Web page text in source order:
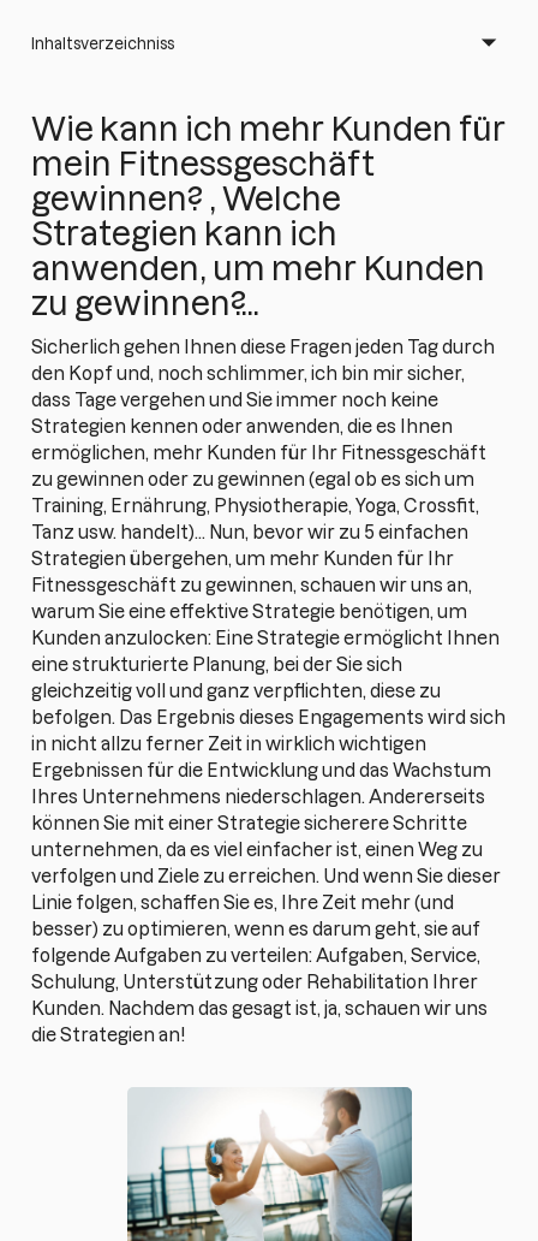
Inhaltsverzeichniss
Wie kann ich mehr Kunden für
mein Fitnessgeschäft
gewinnen? , Welche
Strategien kann ich
anwenden, um mehr Kunden
zu gewinnen?...
Sicherlich gehen Ihnen diese Fragen jeden Tag durch
den Kopf und, noch schlimmer, ich bin mir sicher,
dass Tage vergehen und Sie immer noch keine
Strategien kennen oder anwenden, die es Ihnen
ermöglichen, mehr Kunden für Ihr Fitnessgeschäft
zu gewinnen oder zu gewinnen (egal ob es sich um
Training, Ernährung, Physiotherapie, Yoga, Crossfit,
Tanz usw. handelt)... Nun, bevor wir zu 5 einfachen
Strategien übergehen, um mehr Kunden für Ihr
Fitnessgeschäft zu gewinnen, schauen wir uns an,
warum Sie eine effektive Strategie benötigen, um
Kunden anzulocken: Eine Strategie ermöglicht Ihnen
eine strukturierte Planung, bei der Sie sich
gleichzeitig voll und ganz verpflichten, diese zu
befolgen. Das Ergebnis dieses Engagements wird sich
in nicht allzu ferner Zeit in wirklich wichtigen
Ergebnissen für die Entwicklung und das Wachstum
Ihres Unternehmens niederschlagen. Andererseits
können Sie mit einer Strategie sicherere Schritte
unternehmen, da es viel einfacher ist, einen Weg zu
verfolgen und Ziele zu erreichen. Und wenn Sie dieser
Linie folgen, schaffen Sie es, Ihre Zeit mehr (und
besser) zu optimieren, wenn es darum geht, sie auf
folgende Aufgaben zu verteilen: Aufgaben, Service,
Schulung, Unterstützung oder Rehabilitation Ihrer
Kunden. Nachdem das gesagt ist, ja, schauen wir uns
die Strategien an!